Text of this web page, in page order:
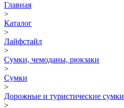
Главная
>
Каталог
>
Лайфстайл
>
Сумки, чемоданы, рюкзаки
>
Сумки
>
Дорожные и туристические сумки
>